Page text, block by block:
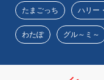
たまごっち ハリー
わたぽ グル～ミ～